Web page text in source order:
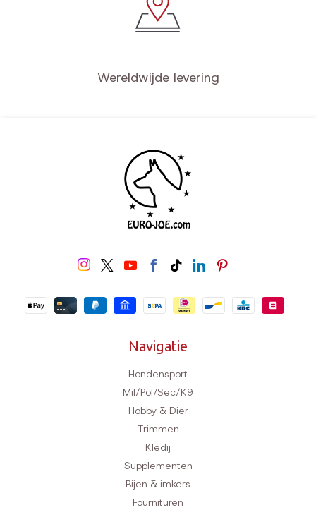
Wereldwijde levering
Navigatie
Hondensport
Mil/Pol/Sec/K9
Hobby & Dier
Trimmen
Kledij
Supplementen
Bijen & imkers
Fournituren